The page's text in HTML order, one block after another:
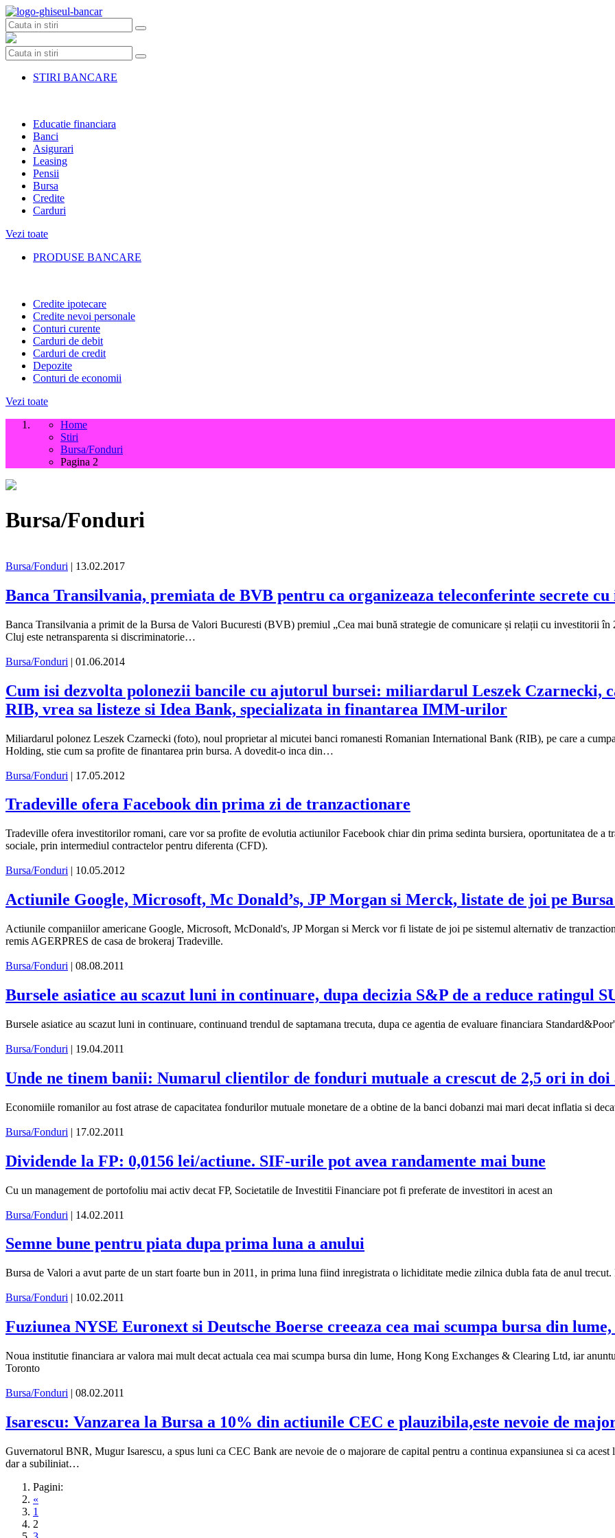
Skip
to
content
STIRI BANCARE
Educatie financiara
Banci
Asigurari
Leasing
Pensii
Bursa
Credite
Carduri
Vezi toate
PRODUSE BANCARE
Credite ipotecare
Credite nevoi personale
Conturi curente
Carduri de debit
Carduri de credit
Depozite
Conturi de economii
Vezi toate
Home
Stiri
Bursa/Fonduri
Pagina 2
Bursa/Fonduri
Bursa/Fonduri | 13.02.2017
Banca Transilvania, premiata de BVB pentru ca organizeaza teleconferinte secrete
Banca Transilvania a primit de la Bursa de Valori Bucuresti (BVB) premiul „Cea mai bună strategie de comunicare și relații cu investitorii
Cluj este netransparenta si discriminatorie…
Bursa/Fonduri | 01.06.2014
Cum isi dezvolta polonezii bancile cu ajutorul bursei: miliardarul Leszek Czarnecki,
RIB, vrea sa listeze si Idea Bank, specializata in finantarea IMM-urilor
Miliardarul polonez Leszek Czarnecki (foto), noul proprietar al micutei banci romanesti Romanian International Bank (RIB), pe care a
Holding, stie cum sa profite de finantarea prin bursa. A dovedit-o inca din…
Bursa/Fonduri | 17.05.2012
Tradeville ofera Facebook din prima zi de tranzactionare
Tradeville ofera investitorilor romani, care vor sa profite de evolutia actiunilor Facebook chiar din prima sedinta bursiera, oportunitatea de a
sociale, prin intermediul contractelor pentru diferenta (CFD).
Bursa/Fonduri | 10.05.2012
Actiunile Google, Microsoft, Mc Donald’s, JP Morgan si Merck, listate de joi pe
Actiunile companiilor americane Google, Microsoft, McDonald's, JP Morgan si Merck vor fi listate de joi pe sistemul alternativ de
remis AGERPRES de casa de brokeraj Tradeville.
Bursa/Fonduri | 08.08.2011
Bursele asiatice au scazut luni in continuare, dupa decizia S&P de a reduce ratingul
Bursele asiatice au scazut luni in continuare, continuand trendul de saptamana trecuta, dupa ce agentia de evaluare financiara
Bursa/Fonduri | 19.04.2011
Unde ne tinem banii: Numarul clientilor de fonduri mutuale a crescut de 2,5 ori in doi
Economiile romanilor au fost atrase de capacitatea fondurilor mutuale monetare de a obtine de la banci dobanzi mai mari decat inflatia si
Bursa/Fonduri | 17.02.2011
Dividende la FP: 0,0156 lei/actiune. SIF-urile pot avea randamente mai bune
Cu un management de portofoliu mai activ decat FP, Societatile de Investitii Financiare pot fi preferate de investitori in acest an
Bursa/Fonduri | 14.02.2011
Semne bune pentru piata dupa prima luna a anului
Bursa de Valori a avut parte de un start foarte bun in 2011, in prima luna fiind inregistrata o lichiditate medie zilnica dubla fata de anul
Bursa/Fonduri | 10.02.2011
Fuziunea NYSE Euronext si Deutsche Boerse creeaza cea mai scumpa bursa din
Noua institutie financiara ar valora mai mult decat actuala cea mai scumpa bursa din lume, Hong Kong Exchanges & Clearing Ltd, iar
Toronto
Bursa/Fonduri | 08.02.2011
Isarescu: Vanzarea la Bursa a 10% din actiunile CEC e plauzibila,este nevoie de
Guvernatorul BNR, Mugur Isarescu, a spus luni ca CEC Bank are nevoie de o majorare de capital pentru a continua expansiunea si ca
dar a subiliniat…
Pagini:
«
1
2